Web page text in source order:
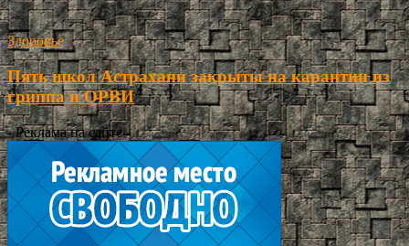
Здоровье
Пять школ Астрахани закрыты на карантин из
гриппа и ОРВИ
- Реклама на сайте -